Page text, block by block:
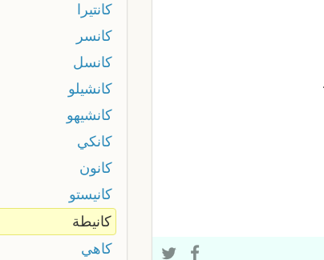
كانتيرا
كانسر
كانسل
كانشيلو
كانشيهو
كانكي
كانون
كانيستو
كانيطة
كاهي